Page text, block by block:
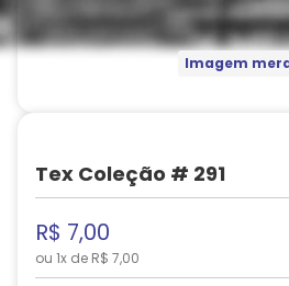
Imagem
Tex Coleção # 291
R$ 7,00
ou 1x de R$ 7,00